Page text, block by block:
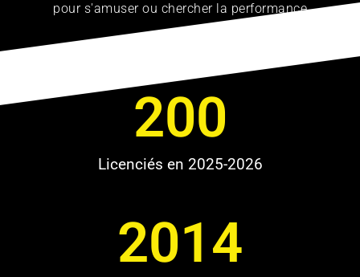
pour s'amuser ou chercher la performance
Licenciés en 2025-2026
200
2014